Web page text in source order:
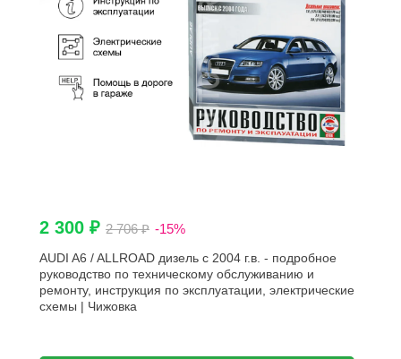
2 300 ₽ 2 706 ₽ -15%
AUDI A6 / ALLROAD дизель с 2004 г.в. - подробное
руководство по техническому обслуживанию и
ремонту, инструкция по эксплуатации, электрические
схемы | Чижовка